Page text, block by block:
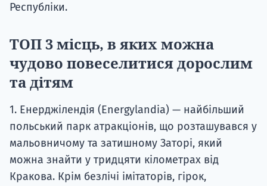
Республіки.
ТОП 3 місць, в яких можна
чудово повеселитися дорослим
та дітям
1. Енерджілендія (Energylandia) — найбільший
польський парк атракціонів, що розташувався у
мальовничому та затишному Заторі, який
можна знайти у тридцяти кілометрах від
Кракова. Крім безлічі імітаторів, гірок,